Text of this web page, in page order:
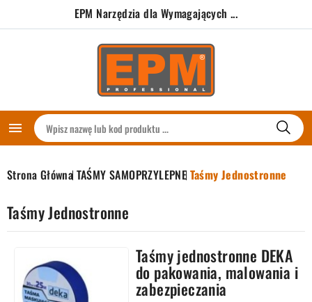
EPM Narzędzia dla Wymagających ...

Strona Główna TAŚMY SAMOPRZYLEPNE Taśmy Jednostronne
Taśmy Jednostronne
Taśmy jednostronne DEKA
do pakowania, malowania i
zabezpieczania